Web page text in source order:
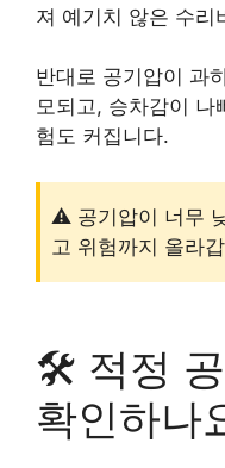
져 예기치 않은 수리
반대로 공기압이 과
모되고, 승차감이 나
험도 커집니다.
⚠️ 공기압이 너무
고 위험까지 올라
🛠 적정
확인하나